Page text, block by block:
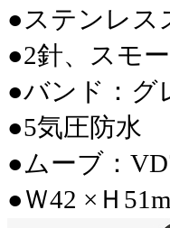
●ステンレス
●2針、スモ
●バンド：グ
●5気圧防水
●ムーブ：
●Ｗ42 ×Ｈ